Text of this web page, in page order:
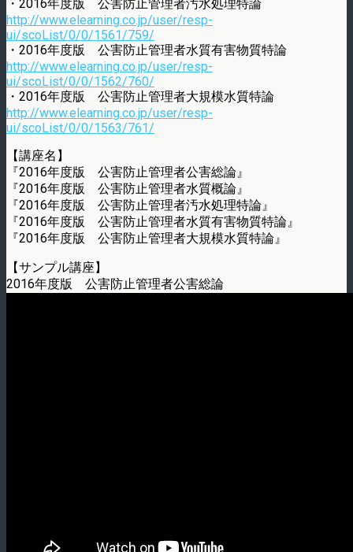
・2016年度版 公害防止管理者汚水処理特論
http://www.elearning.co.jp/user/resp-
ui/scoList/0/0/1561/759/
・2016年度版 公害防止管理者水質有害物質特論
http://www.elearning.co.jp/user/resp-
ui/scoList/0/0/1562/760/
・2016年度版 公害防止管理者大規模水質特論
http://www.elearning.co.jp/user/resp-
ui/scoList/0/0/1563/761/
【講座名】
『2016年度版 公害防止管理者公害総論』
『2016年度版 公害防止管理者水質概論』
『2016年度版 公害防止管理者汚水処理特論』
『2016年度版 公害防止管理者水質有害物質特論』
『2016年度版 公害防止管理者大規模水質特論』
【サンプル講座】
2016年度版 公害防止管理者公害総論